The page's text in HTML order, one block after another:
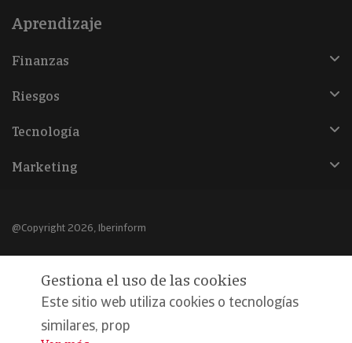
Aprendizaje
Finanzas
Riesgos
Tecnología
Marketing
@Copyright 2026, Iberinform
Declaración de privacidad
Gestiona el uso de las cookies
Este sitio web utiliza cookies o tecnologías
similares, prop